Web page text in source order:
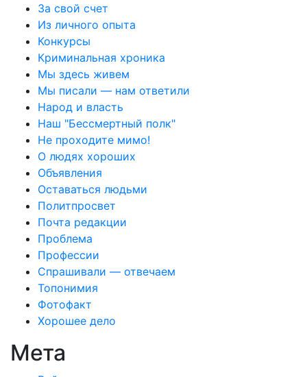
За свой счет
Из личного опыта
Конкурсы
Криминальная хроника
Мы здесь живем
Мы писали — нам ответили
Народ и власть
Наш "Бессмертный полк"
Не проходите мимо!
О людях хороших
Объявления
Оставаться людьми
Политпросвет
Почта редакции
Проблема
Профессии
Спрашивали — отвечаем
Топонимия
Фотофакт
Хорошее дело
Мета